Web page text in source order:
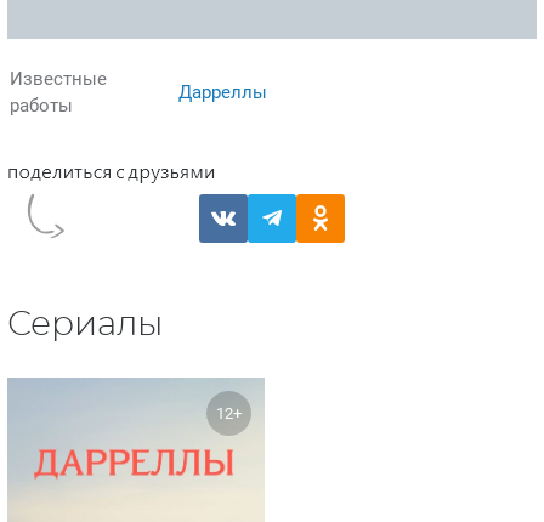
Известные
работы
Дарреллы
Сериалы
12+